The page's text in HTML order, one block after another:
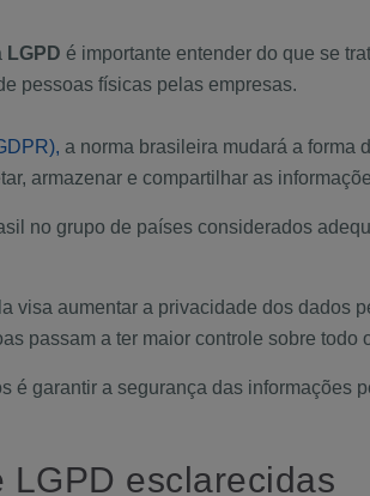
LGPD é importante entender do que se
pessoas físicas pelas empresas.
a norma brasileira mudará a forma
armazenar e compartilhar as
no grupo de países considerados
visa aumentar a privacidade dos dados
passam a ter maior controle sobre todo
é garantir a segurança das informações
esclarecidas